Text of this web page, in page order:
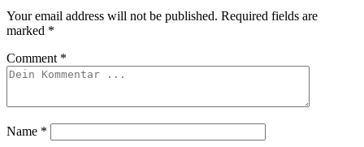
Your email address will not be published. Required fields are
marked *
Comment *
Name *